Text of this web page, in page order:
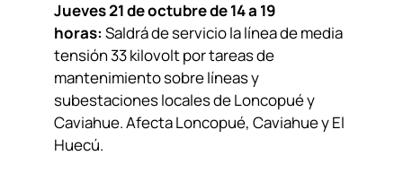
Jueves 21 de octubre de 14 a 19
horas: Saldrá de servicio la línea de media
tensión 33 kilovolt por tareas de
mantenimiento sobre líneas y
subestaciones locales de Loncopué y
Caviahue. Afecta Loncopué, Caviahue y El
Huecú.